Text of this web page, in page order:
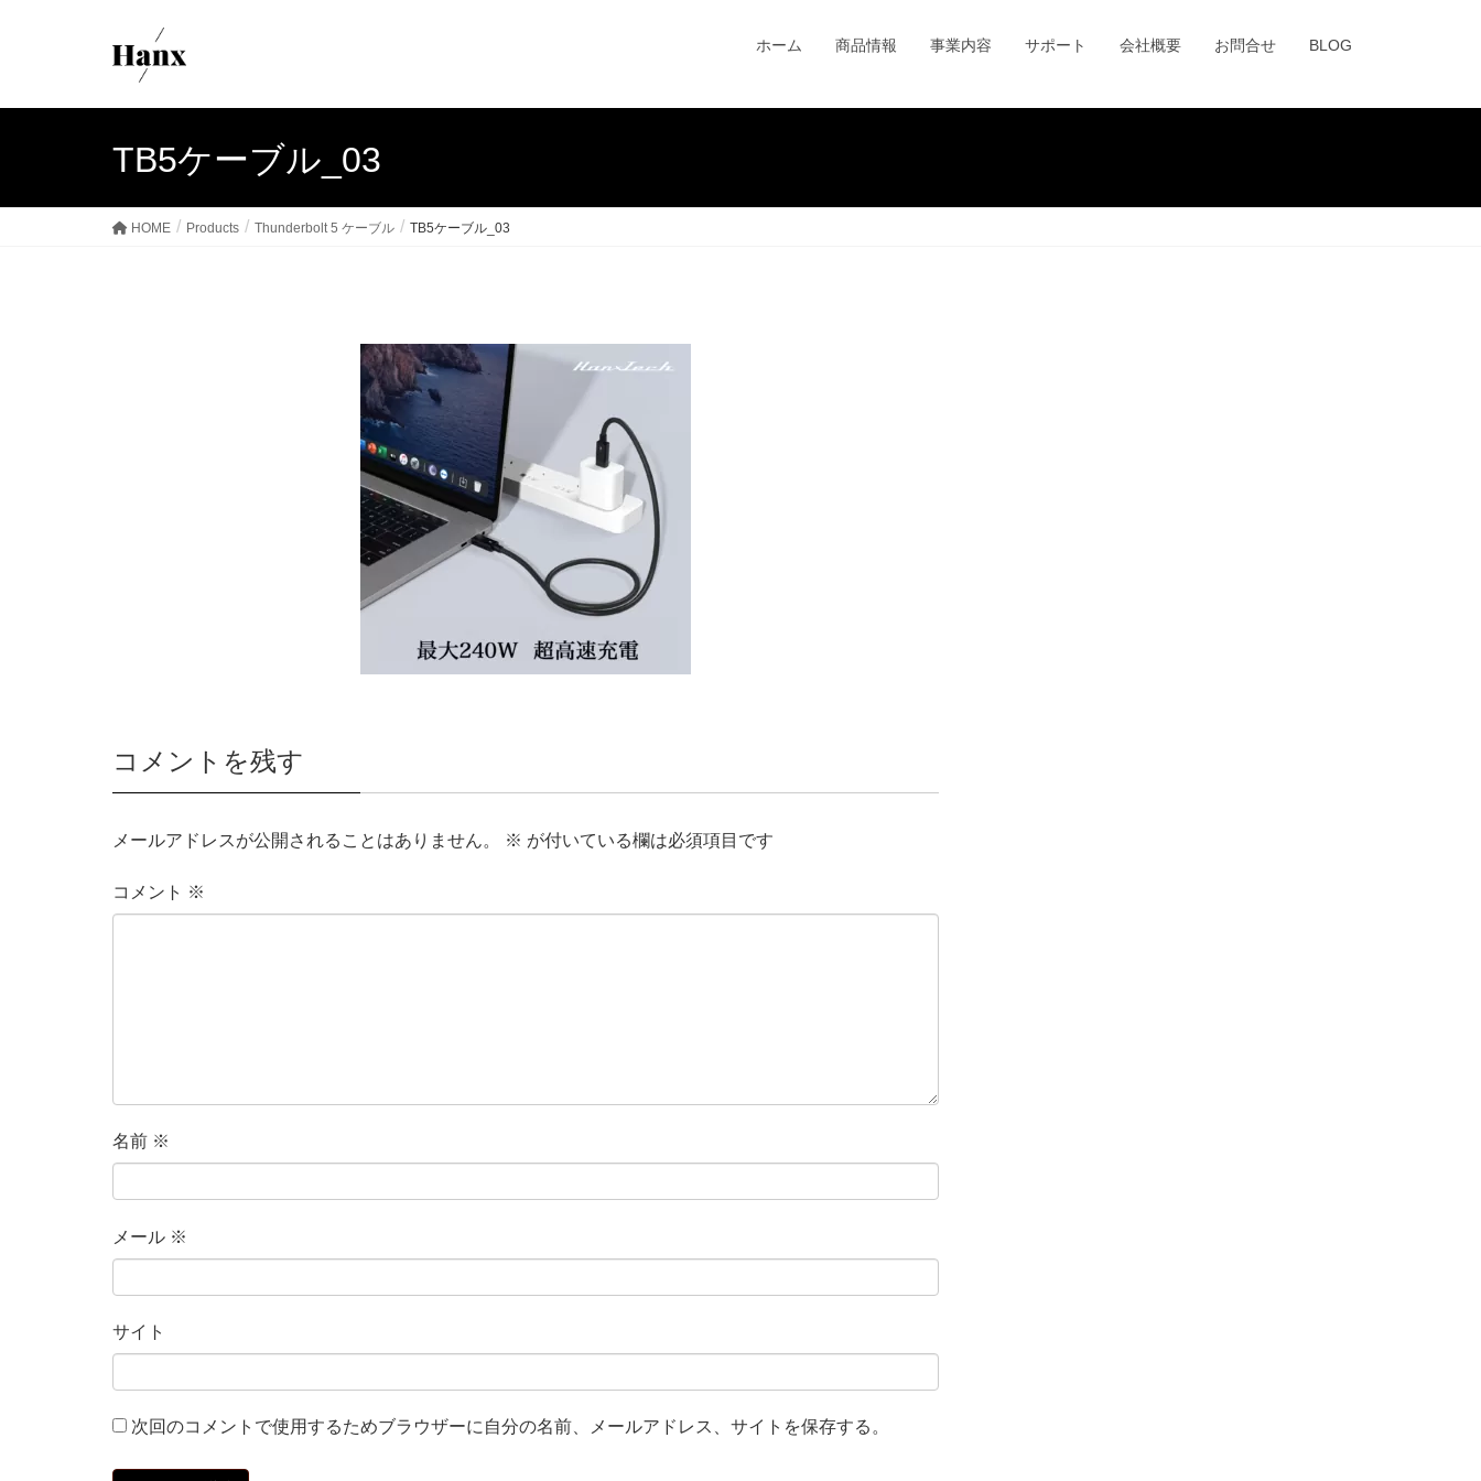
ホーム 商品情報 事業内容 サポート 会社概要 お問合せ BLOG
TB5ケーブル_03
HOME Products Thunderbolt 5 ケーブル TB5ケーブル_03
コメントを残す
メールアドレスが公開されることはありません。 ※ が付いている欄は必須項目です
コメント ※
名前 ※
メール ※
サイト
次回のコメントで使用するためブラウザーに自分の名前、メールアドレス、サイトを保存する。